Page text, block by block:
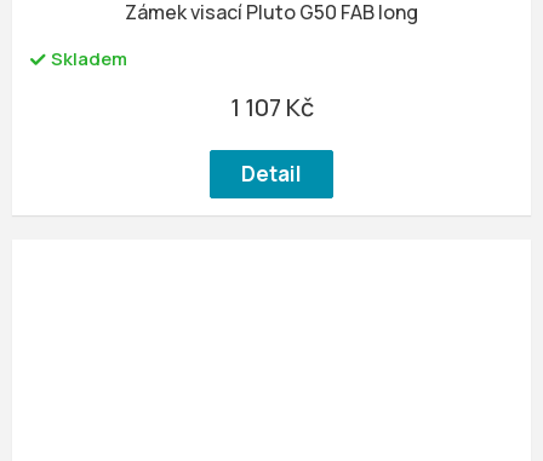
Zámek visací Pluto G50 FAB long
Skladem
1 107 Kč
Detail